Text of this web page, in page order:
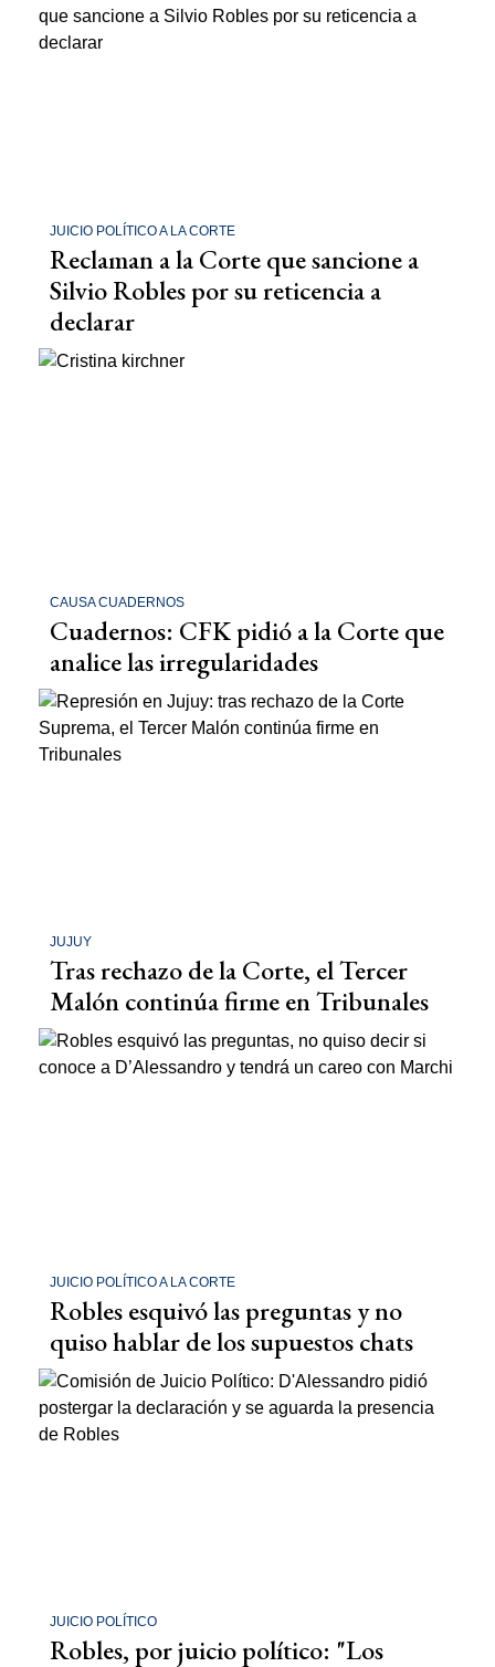
JUICIO POLÍTICO A LA CORTE
Reclaman a la Corte que sancione a
Silvio Robles por su reticencia a
declarar
CAUSA CUADERNOS
Cuadernos: CFK pidió a la Corte que
analice las irregularidades
JUJUY
Tras rechazo de la Corte, el Tercer
Malón continúa firme en Tribunales
JUICIO POLÍTICO A LA CORTE
Robles esquivó las preguntas y no
quiso hablar de los supuestos chats
JUICIO POLÍTICO
Robles, por juicio político: "Los